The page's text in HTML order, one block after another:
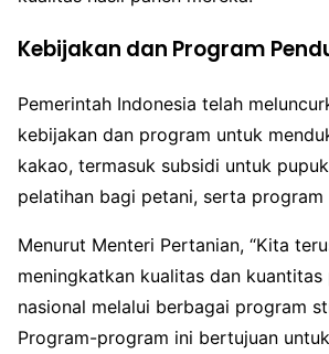
Kebijakan dan Program
Pemerintah Indonesia telah
kebijakan dan program untuk
kakao, termasuk subsidi untuk
pelatihan bagi petani, serta program
Menurut Menteri Pertanian, “Kita
meningkatkan kualitas dan
nasional melalui berbagai program
Program-program ini bertujuan